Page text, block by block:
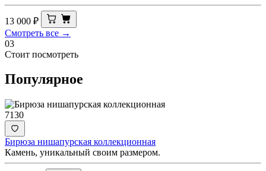
13 000 ₽
Смотреть все →
03
Стоит посмотреть
Популярное
7130
Бирюза нишапурская коллекционная
Камень, уникальный своим размером.